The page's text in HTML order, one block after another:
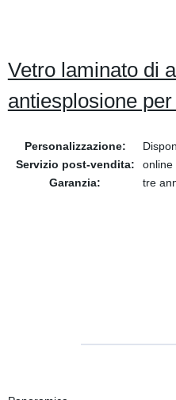
Vetro laminato di
antiesplosione
Personalizzazione:
Servizio post-vendita:
online
Garanzia:
tre